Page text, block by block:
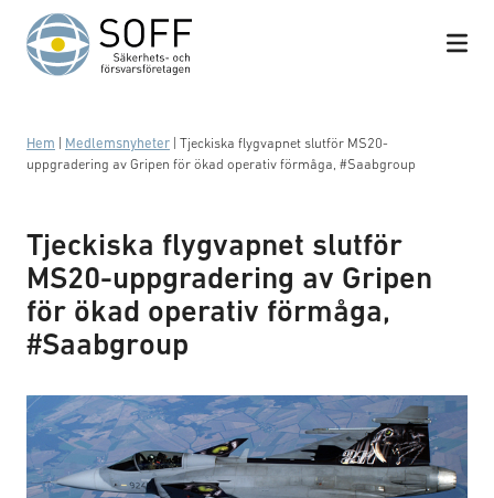
Hoppa till innehåll
Hem Medlemsnyheter Tjeckiska flygvapnet slutför MS20-
uppgradering av Gripen för ökad operativ förmåga, #Saabgroup
Tjeckiska flygvapnet slutför
MS20-uppgradering av Gripen
för ökad operativ förmåga,
#Saabgroup
Czech Gripen squadron winners at NATO Tiger Meet,
Painted Czech Gripen